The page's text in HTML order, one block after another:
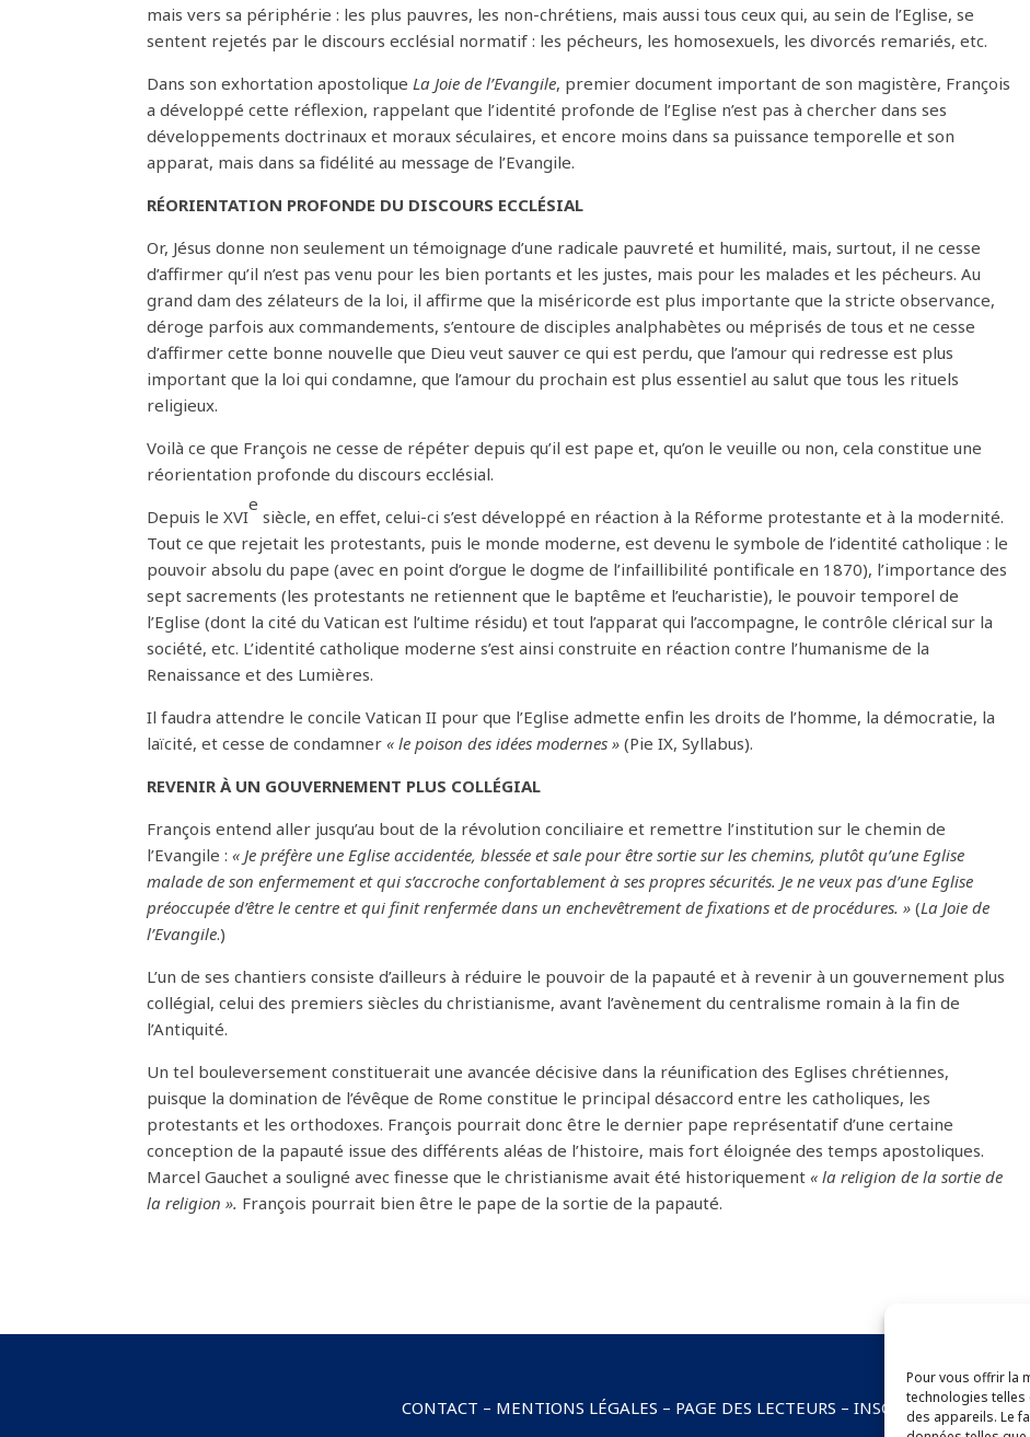
Pour vous offrir la
technologies telles
des appareils. Le
mais vers sa périphérie : les plus pauvres, les non-chrétiens, mais aussi tous ceux qui, au sein de l’Eglise, se
sentent rejetés par le discours ecclésial normatif : les pécheurs, les homosexuels, les divorcés remariés, etc.
Dans son exhortation apostoliqueLa Joie de l’Evangile, premier document important de son magistère, François
a développé cette réflexion, rappelant que l’identité profonde de l’Eglise n’est pas à chercher dans ses
développements doctrinaux et moraux séculaires, et encore moins dans sa puissance temporelle et son
apparat, mais dans sa fidélité au message de l’Evangile.
RÉORIENTATION PROFONDE DU DISCOURS ECCLÉSIAL
Or, Jésus donne non seulement un témoignage d’une radicale pauvreté et humilité, mais, surtout, il ne cesse
d’affirmer qu’il n’est pas venu pour les bien portants et les justes, mais pour les malades et les pécheurs. Au
grand dam des zélateurs de la loi, il affirme que la miséricorde est plus importante que la stricte observance,
déroge parfois aux commandements, s’entoure de disciples analphabètes ou méprisés de tous et ne cesse
d’affirmer cette bonne nouvelle que Dieu veut sauver ce qui est perdu, que l’amour qui redresse est plus
important que la loi qui condamne, que l’amour du prochain est plus essentiel au salut que tous les rituels
religieux.
Voilà ce que François ne cesse de répéter depuis qu’il est pape et, qu’on le veuille ou non, cela constitue une
réorientation profonde du discours ecclésial.
Depuis le XVI
e
siècle, en effet, celui-ci s’est développé en réaction à la Réforme protestante et à la modernité.
Tout ce que rejetait les protestants, puis le monde moderne, est devenu le symbole de l’identité catholique : le
pouvoir absolu du pape (avec en point d’orgue le dogme de l’infaillibilité pontificale en 1870), l’importance des
sept sacrements (les protestants ne retiennent que le baptême et l’eucharistie), le pouvoir temporel de
l’Eglise (dont la cité du Vatican est l’ultime résidu) et tout l’apparat qui l’accompagne, le contrôle clérical sur la
société, etc. L’identité catholique moderne s’est ainsi construite en réaction contre l’humanisme de la
Renaissance et des Lumières.
Il faudra attendre le concile Vatican II pour que l’Eglise admette enfin les droits de l’homme, la démocratie, la
laïcité, et cesse de condamner« le poison des idées modernes » (Pie IX, Syllabus).
REVENIR À UN GOUVERNEMENT PLUS COLLÉGIAL
François entend aller jusqu’au bout de la révolution conciliaire et remettre l’institution sur le chemin de
l’Evangile : « Je préfère une Eglise accidentée, blessée et sale pour être sortie sur les chemins, plutôt qu’une Eglise
malade de son enfermement et qui s’accroche confortablement à ses propres sécurités. Je ne veux pas d’une Eglise
préoccupée d’être le centre et qui finit renfermée dans un enchevêtrement de fixations et de procédures. » (La Joie de
l’Evangile.)
L’un de ses chantiers consiste d’ailleurs à réduire le pouvoir de la papauté et à revenir à un gouvernement plus
collégial, celui des premiers siècles du christianisme, avant l’avènement du centralisme romain à la fin de
l’Antiquité.
Un tel bouleversement constituerait une avancée décisive dans la réunification des Eglises chrétiennes,
puisque la domination de l’évêque de Rome constitue le principal désaccord entre les catholiques, les
protestants et les orthodoxes. François pourrait donc être le dernier pape représentatif d’une certaine
conception de la papauté issue des différents aléas de l’histoire, mais fort éloignée des temps apostoliques.
Marcel Gauchet a souligné avec finesse que le christianisme avait été historiquement« la religion de la sortie de
la religion ». François pourrait bien être le pape de la sortie de la papauté.
CONTACT – MENTIONS LÉGALES – PAGE DES LECTEURS – INSCRIPTION